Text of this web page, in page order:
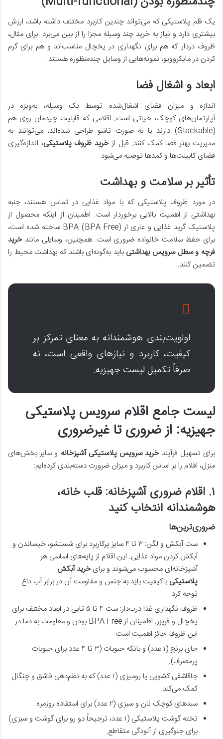
یک قلم پلاستیکی که می‌تواند چندین کاربرد مختلف داشته باشد، ارزش
بیشتری دارد و نیاز به خرید چند وسیله مجزا را از بین می‌برد. برای مثال،
ظروف دردار که هم برای نگهداری در یخچال مناسب‌اند و هم برای گرم
کردن در مایکروویو، نمونه‌هایی از وسایل چندمنظوره هستند.
ابعاد و اشغال فضا
اندازه و میزان فضای اشغال‌شده توسط یک وسیله، به‌ویژه در
آپارتمان‌های کوچک، حیاتی است. اقلامی که قابلیت چیدمان روی هم
(Stackable) دارند یا به صورت تاشو طراحی شده‌اند، می‌توانند به
مدیریت بهتر فضا کمک کنند. قبل از خرید ظروف پلاستیکی، اندازه‌گیری
فضای کابینت‌ها و کمدها توصیه می‌شود.
تأثیر بر سلامت و بهداشت
در مورد ظروف پلاستیکی که با مواد غذایی در تماس هستند، جنبه
بهداشتی از اهمیت بالایی برخوردار است. اطمینان از اینکه محصول از
پلاستیک گرید غذایی و عاری از BPA (BPA Free) ساخته شده است،
برای حفظ سلامت خانواده ضروری است. همچنین، وسایلی مانند خرید
فرچه و سطل سرویس بهداشتی باید به‌گونه‌ای باشند که بهداشت محیط را
تضمین کنند.
اولویت‌بندی هوشمندانه به معنای تمرکز بر
کیفیت، کاربرد و نیازهای واقعی است، نه
صرفاً تکمیل لیست جهیزیه.
لیست جامع اقلام سرویس پلاستیکی
جهیزیه: از ضروری تا غیرضروری
برای تسهیل فرآیند خرید سرویس پلاستیکی آشپزخانه و سایر بخش‌های
منزل، اقلام را بر اساس کاربرد و میزان ضرورت دسته‌بندی کرده‌ایم:
۱. اقلام ضروری آشپزخانه: قلب خانه،
هوشمندانه انتخاب کنید
ضروری‌ترین‌ها
ست آبکش و لگن: ۳ تا ۴ سایز پرکاربرد برای شستشو، خیساندن و
آبکش کردن مواد غذایی. این اقلام از پایه‌های اساسی هر
آشپزخانه‌ای محسوب می‌شوند و برای خرید آبکش
پلاستیکی باکیفیت باید به جنس و مقاومت آن در برابر آب داغ
توجه کرد.
ظروف نگهداری غذا درب‌دار: ست ۴ تا ۵ تایی در ابعاد مختلف برای
یخچال و فریزر. اطمینان از BPA Free بودن و مقاومت به دما در
این ظروف حائز اهمیت است.
جای برنج (۱ عدد) و بانکه حبوبات (۳ تا ۴ عدد برای حبوبات
پرمصرف).
جاقاشقی کشویی یا رومیزی (۱ عدد) که به نظم‌دهی قاشق و چنگال
کمک می‌کند.
سبدهای کوچک نان و سبزی (۲ عدد) برای استفاده روزمره.
تخته گوشت پلاستیکی (۱ عدد، ترجیحاً دو رو برای گوشت و سبزی)
برای جلوگیری از آلودگی متقاطع.